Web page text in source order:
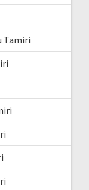
Tamiri